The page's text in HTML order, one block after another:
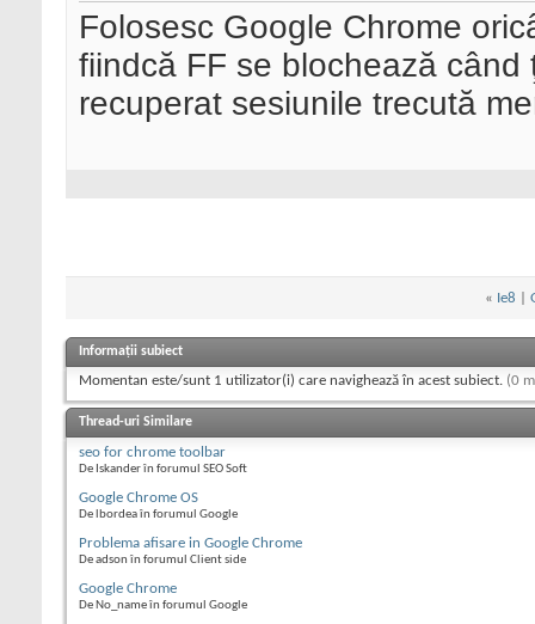
Folosesc Google Chrome
fiindcă FF se blochează
recuperat sesiunile trecută
« Ie8
Informații subiect
Momentan este/sunt 1 utilizator(i) care navighează în acest subiect. (0
Thread-uri Similare
seo for chrome toolbar
De Iskander în forumul SEO Soft
Google Chrome OS
De lbordea în forumul Google
Problema afisare in Google Chrome
De adson în forumul Client side
Google Chrome
De No_name în forumul Google